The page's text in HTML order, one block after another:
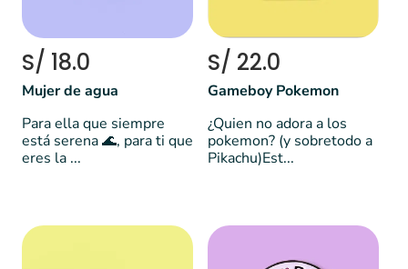
S/ 18.0
Mujer de agua
Para ella que siempre
está serena 🌊, para ti que
eres la ...
S/ 22.0
Gameboy Pokemon
¿Quien no adora a los
pokemon? (y sobretodo a
Pikachu)Est...